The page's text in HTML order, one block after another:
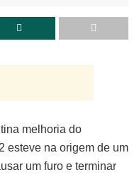
melhoria do
esteve na origem de um
um furo e terminar